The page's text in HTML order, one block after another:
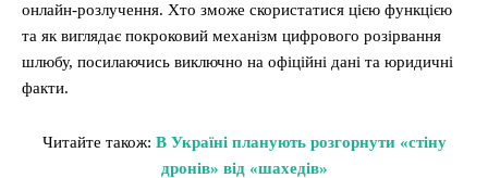
онлайн-розлучення. Хто зможе скористатися цією функцією
та як виглядає покроковий механізм цифрового розірвання
шлюбу, посилаючись виключно на офіційні дані та юридичні
факти.
Читайте також: В Україні планують розгорнути «стіну
дронів» від «шахедів»